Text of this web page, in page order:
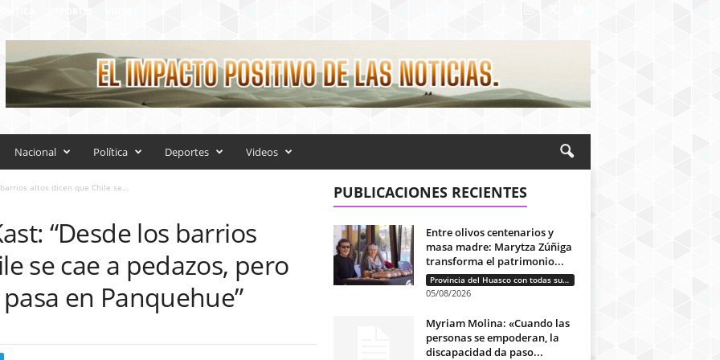
Nacional Política Deportes Videos
altos dicen que Chile se...
“Desde los barrios
se cae a pedazos, pero
en Panquehue”
PUBLICACIONES RECIENTES
Entre olivos centenarios y
masa madre: Marytza Zúñiga
transforma el patrimonio...
Provincia del Huasco con todas sus letras: Historias que unen cultura, diversidad e identidad
05/08/2026
Myriam Molina: «Cuando las
personas se empoderan, la
discapacidad da paso...